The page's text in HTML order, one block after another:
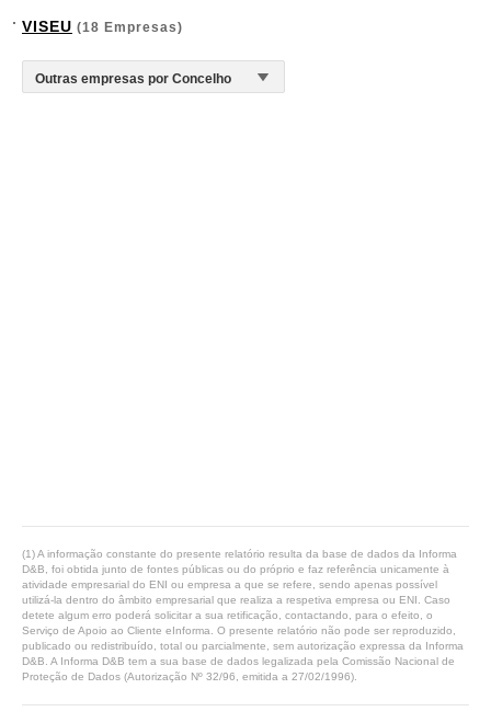
VISEU (18 Empresas)
(1) A informação constante do presente relatório resulta da base de dados da Informa
D&B, foi obtida junto de fontes públicas ou do próprio e faz referência unicamente à
atividade empresarial do ENI ou empresa a que se refere, sendo apenas possível
utilizá-la dentro do âmbito empresarial que realiza a respetiva empresa ou ENI. Caso
detete algum erro poderá solicitar a sua retificação, contactando, para o efeito, o
Serviço de Apoio ao Cliente eInforma. O presente relatório não pode ser reproduzido,
publicado ou redistribuído, total ou parcialmente, sem autorização expressa da Informa
D&B. A Informa D&B tem a sua base de dados legalizada pela Comissão Nacional de
Proteção de Dados (Autorização Nº 32/96, emitida a 27/02/1996).